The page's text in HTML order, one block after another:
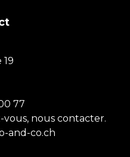
19
77
nous contacter.
and-co.ch